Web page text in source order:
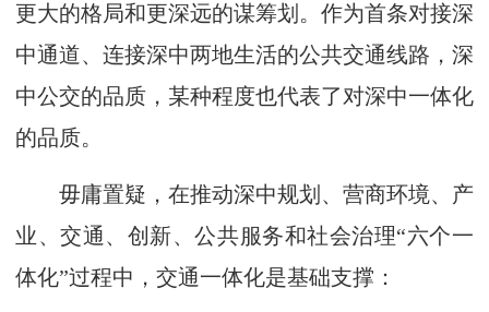
更大的格局和更深远的谋筹划。作为首条对接深
中通道、连接深中两地生活的公共交通线路，深
中公交的品质，某种程度也代表了对深中一体化
的品质。
毋庸置疑，在推动深中规划、营商环境、产
业、交通、创新、公共服务和社会治理“六个一
体化”过程中，交通一体化是基础支撑：